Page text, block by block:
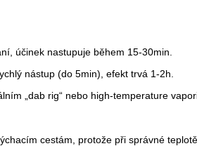
účinek nastupuje během 15-30min.
nástup (do 5min), efekt trvá 1-2h.
„dab rig“ nebo high‑temperature
cestám, protože při správné